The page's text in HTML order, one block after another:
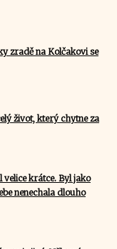
zradě na Kolčakovi se
život, který chytne za
krátce. Byl jako
nenechala dlouho